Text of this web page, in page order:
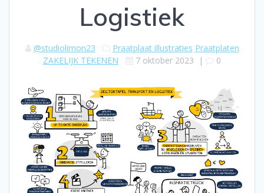
Logistiek
@studiolimon23 Praatplaat illustraties Praatplaten
ZAKELIJK TEKENEN
7 oktober 2023 | 0